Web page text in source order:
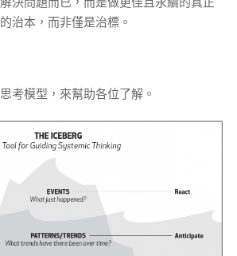
治本，而非僅是治標。
考模型，來幫助各位了解。